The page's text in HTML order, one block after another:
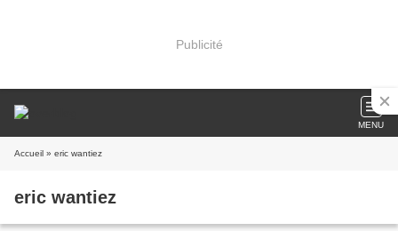
Publicité
MENU
Accueil » eric wantiez
eric wantiez